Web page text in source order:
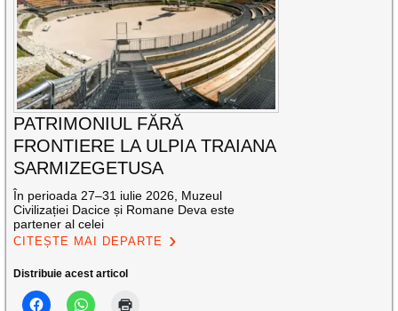
PATRIMONIUL FĂRĂ
FRONTIERE LA ULPIA TRAIANA
SARMIZEGETUSA
În perioada 27–31 iulie 2026, Muzeul
Civilizației Dacice și Romane Deva este
partener al celei
CITEȘTE MAI DEPARTE
Distribuie acest articol